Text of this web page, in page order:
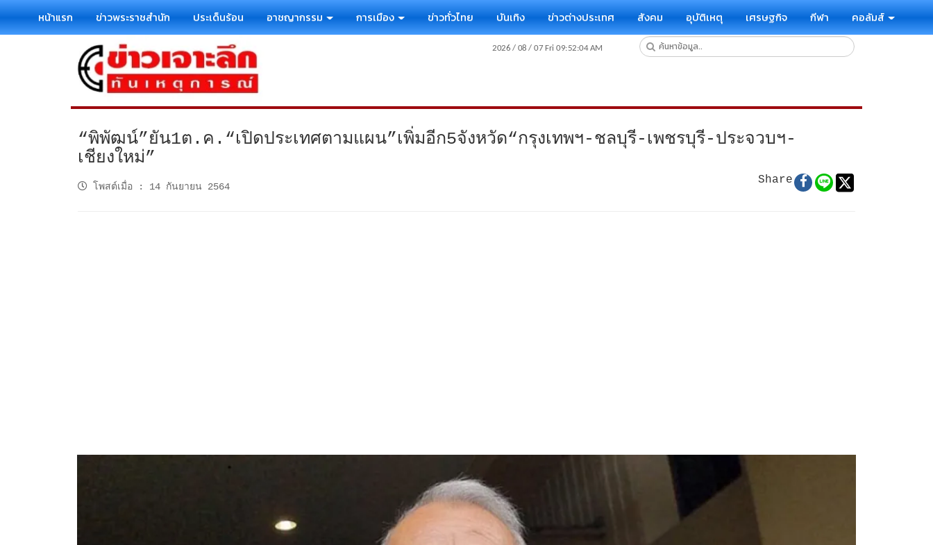
หน้าแรก ข่าวพระราชสำนัก ประเด็นร้อน อาชญากรรม การเมือง ข่าวทั่วไทย บันเทิง ข่าวต่างประเทศ สังคม อุบัติเหตุ เศรษฐกิจ กีฬา คอลัมส์
“พิพัฒน์”ยัน1ต.ค.“เปิดประเทศตามแผน”เพิ่มอีก5จังหวัด“กรุงเทพฯ-ชลบุรี-เพชรบุรี-ประจวบฯ-
เชียงใหม่”
โพสต์เมื่อ : 14 กันยายน 2564
Share